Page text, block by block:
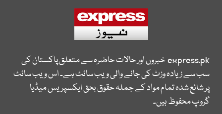
express.pkخبروں اور حالات حاضرہ سے متعلق پاکستان کی
سب سے زیادہ وزٹ کی جانے والی ویب سائٹ ہے۔ اس ویب سائٹ
پر شائع شدہ تمام مواد کے جملہ حقوق بحق ایکسپریس میڈیا
گروپ محفوظ ہیں۔